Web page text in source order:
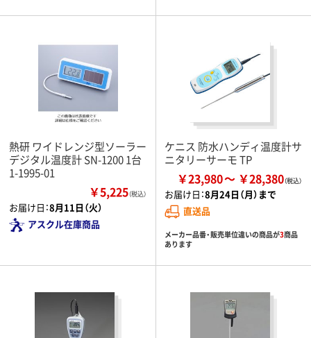
熱研 ワイドレンジ型ソーラー
デジタル温度計 SN-1200 1台
1-1995-01
￥5,225（税込）
お届け日：8月11日（火）
アスクル在庫商品
ケニス 防水ハンディ温度計サ
ニタリーサーモ TP
￥23,980 ￥28,380
お届け日：8月24日（月）まで
直送品
メーカー品番・販売単位違いの商品が3商品
あります